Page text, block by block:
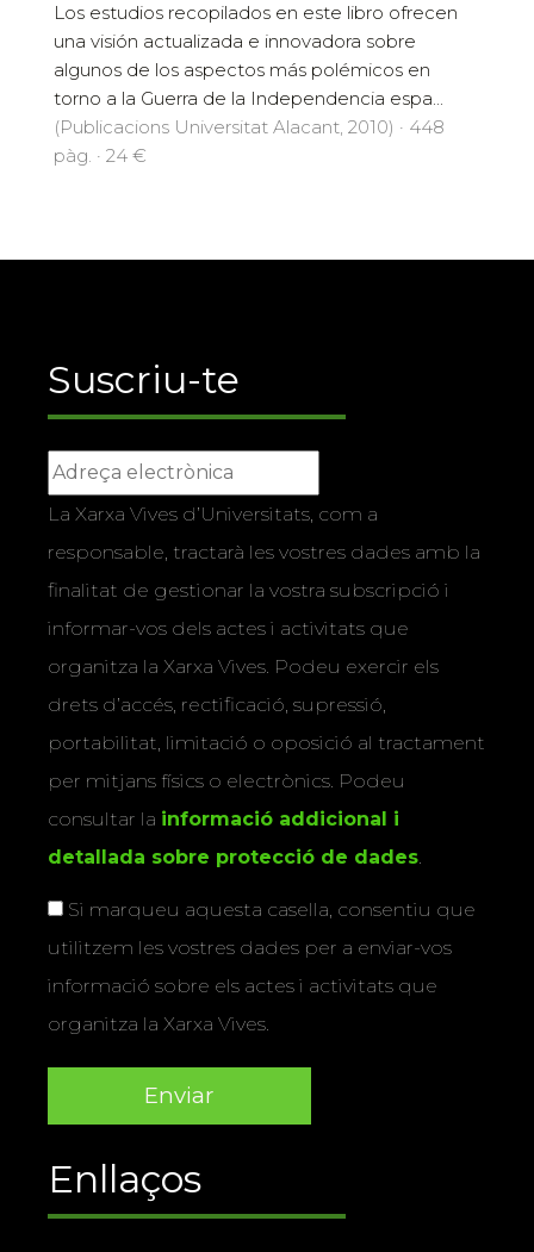
Los estudios recopilados en este libro ofrecen
una visión actualizada e innovadora sobre
algunos de los aspectos más polémicos en
torno a la Guerra de la Independencia espa...
(Publicacions Universitat Alacant, 2010) · 448
pàg. · 24 €
Suscriu-te
La Xarxa Vives d’Universitats, com a
responsable, tractarà les vostres dades amb la
finalitat de gestionar la vostra subscripció i
informar-vos dels actes i activitats que
organitza la Xarxa Vives. Podeu exercir els
drets d’accés, rectificació, supressió,
portabilitat, limitació o oposició al tractament
per mitjans físics o electrònics. Podeu
consultar la informació addicional i
detallada sobre protecció de dades.
Si marqueu aquesta casella, consentiu que
utilitzem les vostres dades per a enviar-vos
informació sobre els actes i activitats que
organitza la Xarxa Vives.
Enllaços